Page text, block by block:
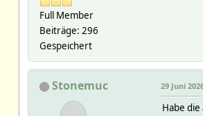
Full Member
Beiträge: 296
Gespeichert
Stonemuc 29 Juni
Habe